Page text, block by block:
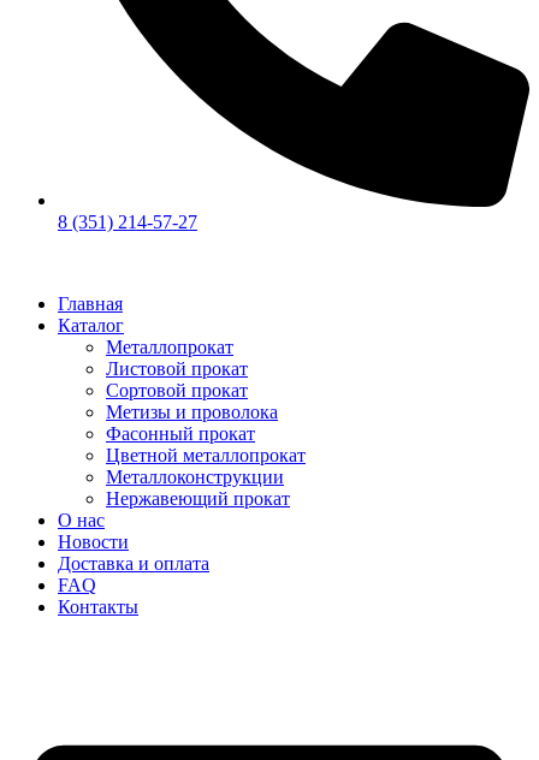
8 (351) 214-57-27
Главная
Каталог
Металлопрокат
Листовой прокат
Сортовой прокат
Метизы и проволока
Фасонный прокат
Цветной металлопрокат
Металлоконструкции
Нержавеющий прокат
О нас
Новости
Доставка и оплата
FAQ
Контакты